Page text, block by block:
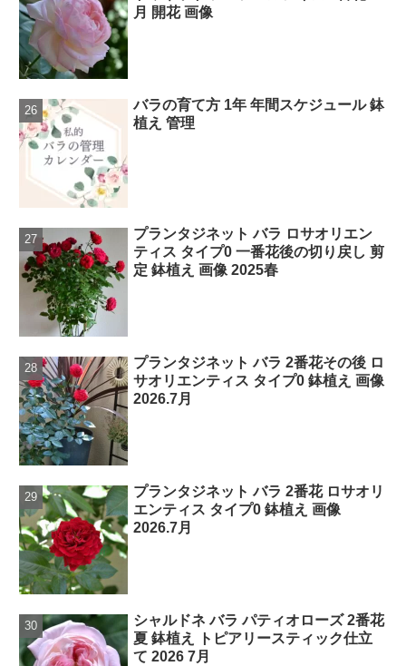
月 開花 画像
バラの育て方 1年 年間スケジュール 鉢
植え 管理
プランタジネット バラ ロサオリエン
ティス タイプ0 一番花後の切り戻し 剪
定 鉢植え 画像 2025春
プランタジネット バラ 2番花その後 ロ
サオリエンティス タイプ0 鉢植え 画像
2026.7月
プランタジネット バラ 2番花 ロサオリ
エンティス タイプ0 鉢植え 画像
2026.7月
シャルドネ バラ パティオローズ 2番花
夏 鉢植え トピアリースティック仕立
て 2026 7月